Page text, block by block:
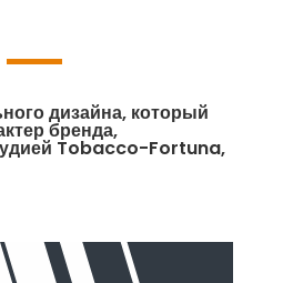
дизайна, который
бренда,
Tobacco-Fortuna,